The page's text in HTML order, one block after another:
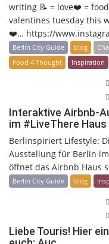
writing 📝 = love❤️ =
valentines tuesday this
❤️… https://
Berlin City Guide blog
Food 4 Thought
Inspiration
Interaktive Airbnb-
im #LiveThere Haus
Berlinspiriert Lifestyle:
Ausstellung für Berlin
öffnet das Airbnb Haus
Berlin City Guide blog
Liebe Touris! Hier